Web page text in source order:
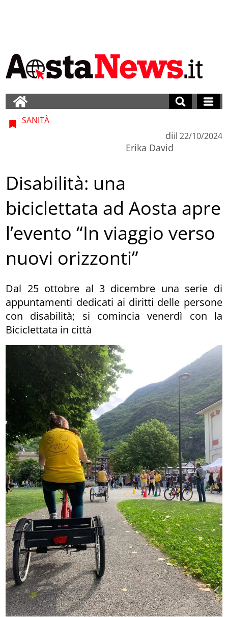
SANITÀ
di
Erika David
il 22/10/2024
Disabilità: una
biciclettata ad Aosta apre
l’evento “In viaggio verso
nuovi orizzonti”
Dal 25 ottobre al 3 dicembre una serie di
appuntamenti dedicati ai diritti delle persone
con disabilità; si comincia venerdì con la
Biciclettata in città